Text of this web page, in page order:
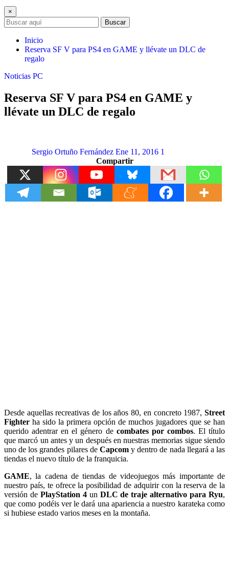
×
Buscar
Inicio
Reserva SF V para PS4 en GAME y llévate un DLC de
regalo
Noticias PC
Reserva SF V para PS4 en GAME y
llévate un DLC de regalo
Sergio Ortuño Fernández Ene 11, 2016 1
Compartir
Desde aquellas recreativas de los años 80, en concreto 1987, Street
Fighter ha sido la primera opción de muchos jugadores que se han
querido adentrar en el género de combates por combos. El título
que marcó un antes y un después en nuestras memorias sigue siendo
uno de los grandes pilares de Capcomy dentro de nada llegará a las
tiendas el nuevo título de la franquicia.
GAME, la cadena de tiendas de videojuegos más importante de
nuestro país, te ofrece la posibilidad de adquirir con la reserva de la
versión de PlayStation 4un DLC de traje alternativo para Ryu,
que como podéis ver le dará una apariencia a nuestro karateka como
si hubiese estado varios meses en la montaña.